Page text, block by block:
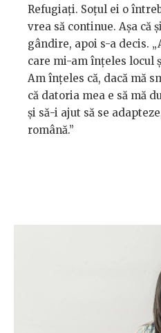
Refugiați. Soțul ei o
vrea să continue. Așa că
gândire, apoi s-a decis.
care mi-am înțeles locul
Am înțeles că, dacă mă
că datoria mea e să mă
și să-i ajut să se
română.”